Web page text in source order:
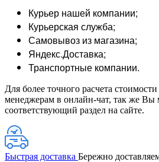
Курьер нашей компании;
Курьерская служба;
Самовывоз из магазина;
Яндекс.Доставка;
Транспортные компании.
Для более точного расчета
менеджерам в онлайн-чат, так же Вы
соответствующий раздел на сайте.
Быстрая доставка Бережно